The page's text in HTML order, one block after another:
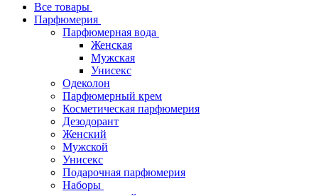
Все товары
Парфюмерия
Парфюмерная вода
Женская
Мужская
Унисекс
Одеколон
Парфюмерный крем
Косметическая парфюмерия
Дезодорант
Женский
Мужской
Унисекс
Подарочная парфюмерия
Наборы